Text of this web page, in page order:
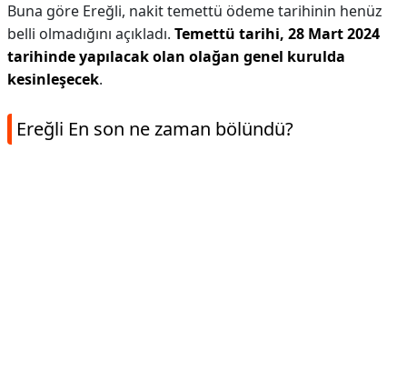
Buna göre Ereğli, nakit temettü ödeme tarihinin henüz
belli olmadığını açıkladı. Temettü tarihi, 28 Mart 2024
tarihinde yapılacak olan olağan genel kurulda
kesinleşecek.
Ereğli En son ne zaman bölündü?